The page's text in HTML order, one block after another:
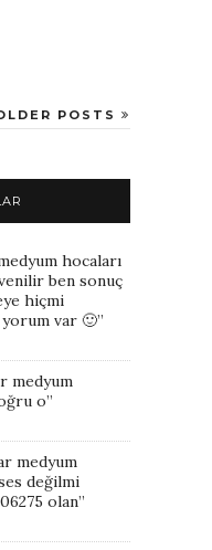
POSTS
hocaları
ben sonuç
hiçmi
var 🙂”
medyum
o”
medyum
değilmi
olan”